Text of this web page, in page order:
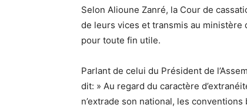
Selon Alioune Zanré, la Cour de
de leurs vices et transmis au ministère
pour toute fin utile.
Parlant de celui du Président de
dit: » Au regard du caractère
n’extrade son national, les